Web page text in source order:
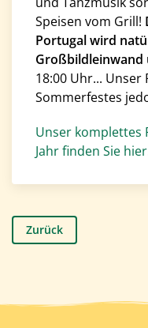
Speisen vom Grill!
Portugal wird
Großbildleinwand
18:00 Uhr...
Sommerfestes
Unser komplettes
Jahr finden Sie
Zurück